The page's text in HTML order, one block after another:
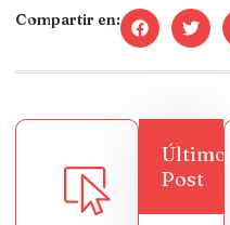
Compartir en:
Últimos
Post